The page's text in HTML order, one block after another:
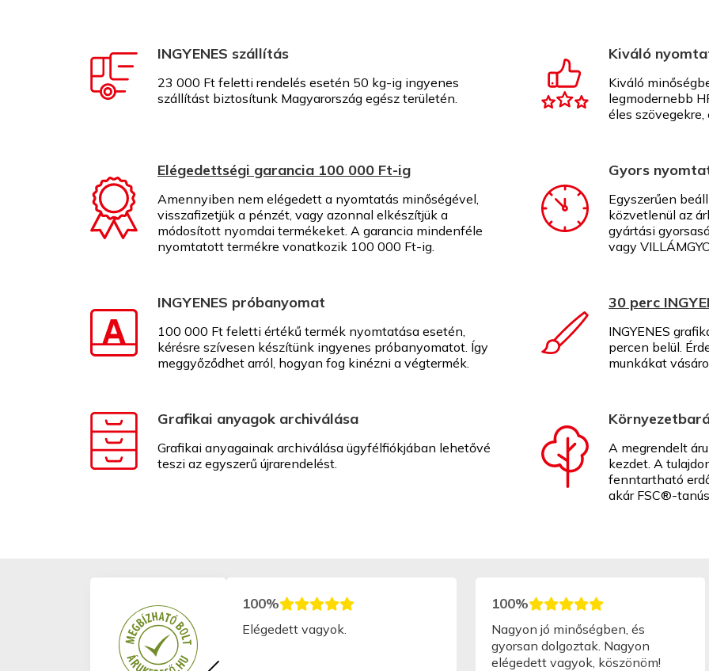
INGYENES szállítás
23 000 Ft feletti rendelés esetén 50 kg-ig ingyenes
szállítást biztosítunk Magyarország egész területén.
Kiváló
Kiváló
legmodernebb
éles
Elégedettségi garancia 100 000 Ft-ig
Amennyiben nem elégedett a nyomtatás minőségével,
visszafizetjük a pénzét, vagy azonnal elkészítjük a
módosított nyomdai termékeket. A garancia mindenféle
nyomtatott termékre vonatkozik 100 000 Ft-ig.
Gyors
Egyszerűen
közvetlenül az
gyártási
vagy
INGYENES próbanyomat
100 000 Ft feletti értékű termék nyomtatása esetén,
kérésre szívesen készítünk ingyenes próbanyomatot. Így
meggyőződhet arról, hogyan fog kinézni a végtermék.
30 perc
INGYENES
percen belül.
munkákat
Grafikai anyagok archiválása
Grafikai anyagainak archiválása ügyfélfiókjában lehetővé
teszi az egyszerű újrarendelést.
A megrendelt
kezdet. A
fenntartható
akár FSC®-
100%
Elégedett vagyok.
100%
Nagyon jó minőségben, és
gyorsan dolgoztak. Nagyon
elégedett vagyok, köszönöm!